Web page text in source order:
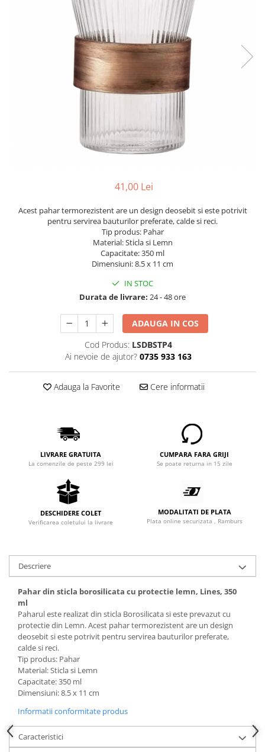
41,00 Lei
Acest pahar termorezistent are un design deosebit si este potrivit
pentru servirea bauturilor preferate, calde si reci.
Tip produs: Pahar
Material: Sticla si Lemn
Capacitate: 350 ml
Dimensiuni: 8.5 x 11 cm
IN STOC
Durata de livrare: 24 - 48 ore
ADAUGA IN COS
Cod Produs: LSDBSTP4
Ai nevoie de ajutor? 0735 933 163
Adauga la Favorite Cere informatii
LIVRARE GRATUITA
La comenzile de peste 299 lei
CUMPARA FARA GRIJI
Se poate returna in 15 zile
DESCHIDERE COLET
Verificarea coletului la livrare
MODALITATI DE PLATA
Plata online securizata , Ramburs
Descriere
Pahar din sticla borosilicata cu protectie lemn, Lines, 350
ml
Paharul este realizat din sticla Borosilicata si este prevazut cu
protectie din Lemn. Acest pahar termorezistent are un design
deosebit si este potrivit pentru servirea bauturilor preferate,
calde si reci.
Tip produs: Pahar
Material: Sticla si Lemn
Capacitate: 350 ml
Dimensiuni: 8.5 x 11 cm
Informatii conformitate produs
Caracteristici